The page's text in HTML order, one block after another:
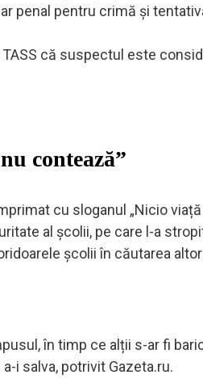
penal pentru crimă și
că suspectul este
contează”
cu sloganul „Nicio
al școlii, pe care l-a
școlii în căutarea
în timp ce alții s-ar fi
i salva, potrivit Gazeta.ru.